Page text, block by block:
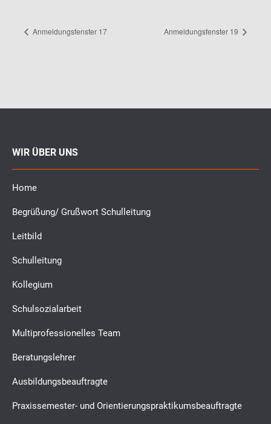
Anmeldungsfenster 17 Anmeldungsfenster 19
WIR ÜBER UNS
Home
Begrüßung/ Grußwort Schulleitung
Leitbild
Schulleitung
Kollegium
Schulsozialarbeit
Multiprofessionelles Team
Beratungslehrer
Ausbildungsbeauftragte
Praxissemester- und Orientierungspraktikumsbeauftragte